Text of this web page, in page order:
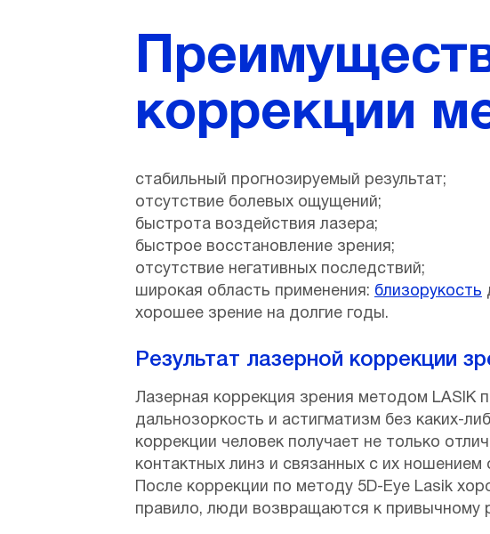
коррекции
стабильный прогнозируемый результат;
отсутствие болевых ощущений;
быстрота воздействия лазера;
быстрое восстановление зрения;
отсутствие негативных последствий;
широкая область применения: близорукость
хорошее зрение на долгие годы.
Результат лазерной коррекции
Лазерная коррекция зрения методом LASIK
дальнозоркость и астигматизм без каких-
коррекции человек получает не только
контактных линз и связанных с их ношением
После коррекции по методу 5D-Eye Lasik
правило, люди возвращаются к привычному